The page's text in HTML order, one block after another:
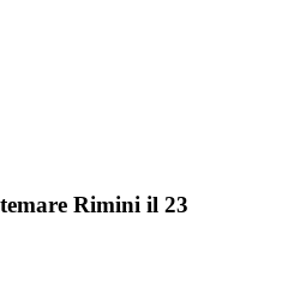
Rimini il 23